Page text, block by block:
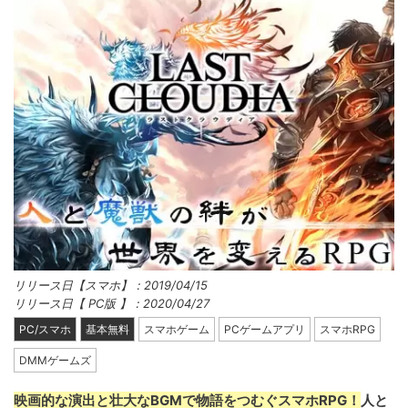
リリース日【スマホ】：2019/04/15
リリース日【 PC版 】：2020/04/27
PC/スマホ 基本無料 スマホゲーム PCゲームアプリ スマホRPG
DMMゲームズ
映画的な演出と壮大なBGMで物語をつむぐスマホRPG！ 人と